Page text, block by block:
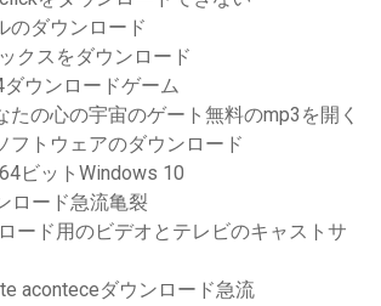
のダウンロード
クスをダウンロード
ウンロードゲーム
たの心の宇宙のゲート無料のmp3を開く
フトウェアのダウンロード
ビットWindows 10
ロード急流亀裂
ード用のビデオとテレビのキャストサ
aconteceダウンロード急流